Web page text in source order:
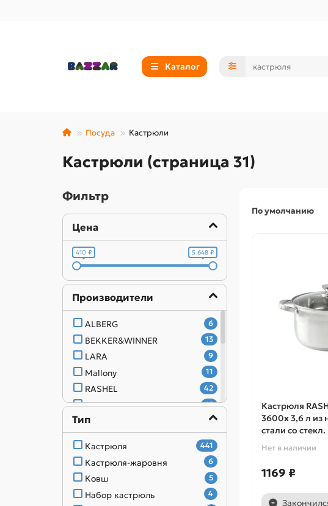
Каталог
Посуда Кастрюли
Кастрюли (страница 31)
Фильтр
Цена
410 ₽ 5 648 ₽
Производители
ALBERG 6
BEKKER&WINNER 13
LARA 9
Mallony 11
RASHEL 42
Scovo 15
ZEIDAN 20
ГАРДАРИКА 5
КУКМАРА 42
Калитва 18
Лысьвенские эмали 98
Тип
Кастрюля 441
Кастрюля-жаровня 6
Ковш 5
Набор кастрюль 4
По умолчанию
Кастрюля
3600х 3,6 л
стали со
Нет в наличии
1169 ₽